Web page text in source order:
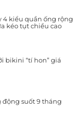
4 kiểu quần ống rộng
kéo tụt chiều cao
bikini “tí hon” giá
suốt 9 tháng